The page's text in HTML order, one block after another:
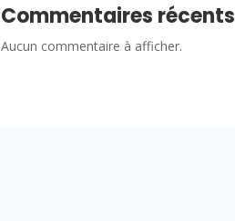
Commentaires récents
Aucun commentaire à afficher.